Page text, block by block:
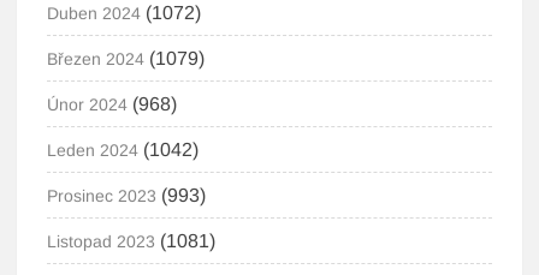
Duben 2024 (1072)
Březen 2024 (1079)
Únor 2024 (968)
Leden 2024 (1042)
Prosinec 2023 (993)
Listopad 2023 (1081)